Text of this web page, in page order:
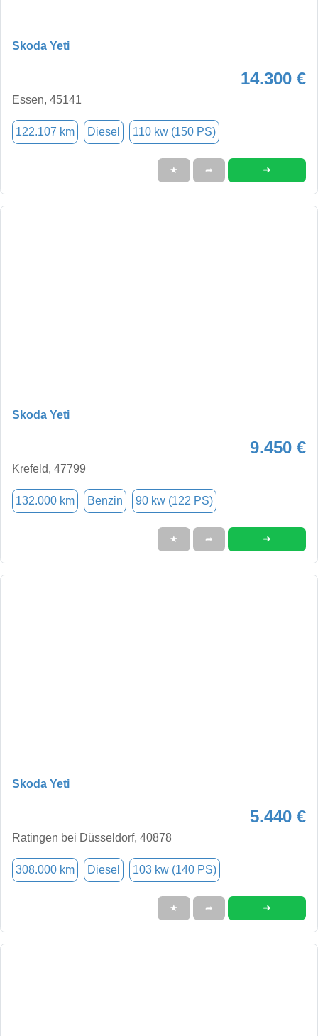
Skoda Yeti
14.300 €
Essen, 45141
122.107 km Diesel 110 kw (150 PS)
★ ➦ ➜
Skoda Yeti
9.450 €
Krefeld, 47799
132.000 km Benzin 90 kw (122 PS)
★ ➦ ➜
Skoda Yeti
5.440 €
Ratingen bei Düsseldorf, 40878
308.000 km Diesel 103 kw (140 PS)
★ ➦ ➜